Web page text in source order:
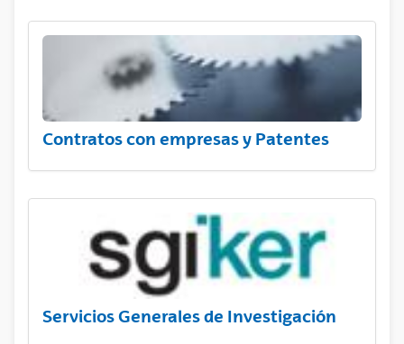
Contratos con empresas y Patentes
Servicios Generales de Investigación